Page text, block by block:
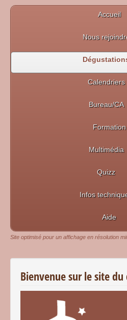
Accueil
Nous
Calendriers
Bureau/CA
Formation
Multimédia
Quizz
Infos
Aide
Site optimisé pour un affichage en résolution
Bienvenue sur le site